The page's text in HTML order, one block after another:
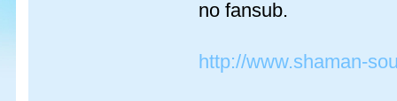
no fansub.
http://www.shaman-